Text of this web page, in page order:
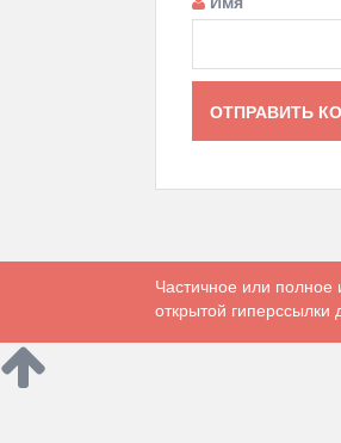
Частичное или полное
открытой